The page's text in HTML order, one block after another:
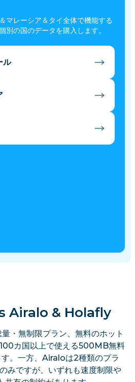
マレーシア＆タイ全体で機能する
別の国のデータを購入します。
ル
Airalo & Holafly
・無制限プラン、無料のホット
カ国以上で使える500MB無料
。一方、Airaloは2種類のプラ
みですが、いずれも速度制限や